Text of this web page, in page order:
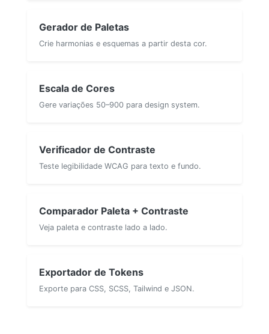
Gerador de Paletas
Crie harmonias e esquemas a partir desta cor.
Escala de Cores
Gere variações 50–900 para design system.
Verificador de Contraste
Teste legibilidade WCAG para texto e fundo.
Comparador Paleta + Contraste
Veja paleta e contraste lado a lado.
Exportador de Tokens
Exporte para CSS, SCSS, Tailwind e JSON.